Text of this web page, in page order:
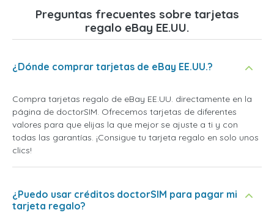
Preguntas frecuentes sobre tarjetas
regalo eBay EE.UU.
¿Dónde comprar tarjetas de eBay EE.UU.?
Compra tarjetas regalo de eBay EE.UU. directamente en la
página de doctorSIM. Ofrecemos tarjetas de diferentes
valores para que elijas la que mejor se ajuste a ti y con
todas las garantías. ¡Consigue tu tarjeta regalo en solo unos
clics!
¿Puedo usar créditos doctorSIM para pagar mi
tarjeta regalo?